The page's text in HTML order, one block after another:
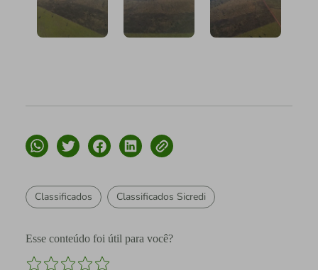
Classificados Classificados Sicredi
Esse conteúdo foi útil para você?